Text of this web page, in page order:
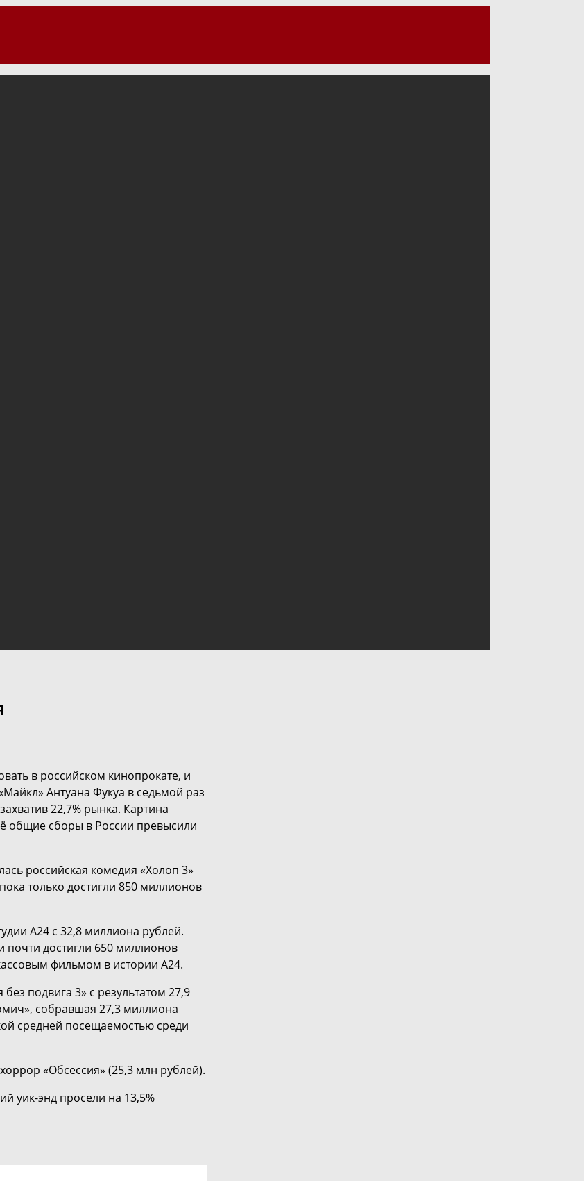
в российском кинопрокате, и
Антуана Фукуа в седьмой раз
22,7% рынка. Картина
общие сборы в России превысили
российская комедия «Холоп 3»
только достигли 850 миллионов
A24 с 32,8 миллиона рублей.
почти достигли 650 миллионов
фильмом в истории A24.
подвига 3» с результатом 27,9
собравшая 27,3 миллиона
средней посещаемостью среди
«Обсессия» (25,3 млн рублей).
уик-энд просели на 13,5%